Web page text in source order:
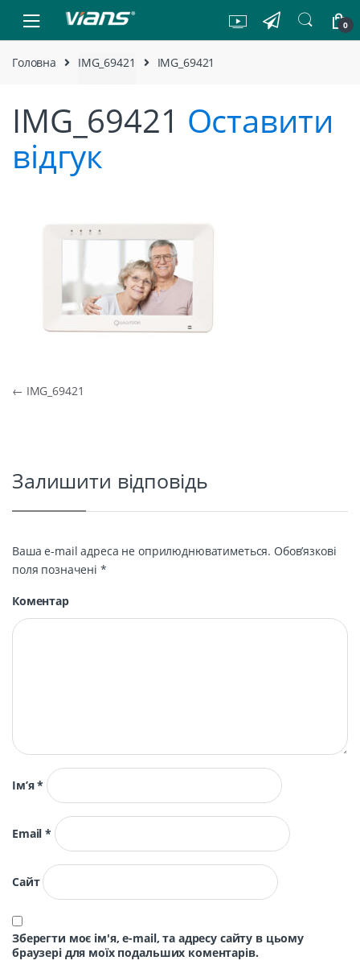
Skip to navigation
Skip to content
0
Головна IMG_69421 IMG_69421
IMG_69421 Оставити
відгук
Навігація записів
← IMG_69421
Залишити відповідь
Ваша e-mail адреса не оприлюднюватиметься. Обов’язкові
поля позначені *
Коментар
Ім’я*
Email*
Сайт
Зберегти моє ім'я, e-mail, та адресу сайту в цьому
браузері для моїх подальших коментарів.